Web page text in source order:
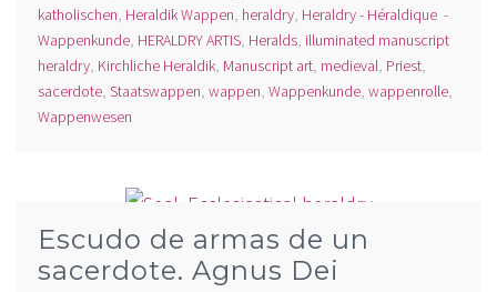
katholischen, Heraldik Wappen, heraldry, Heraldry - Héraldique -
Wappenkunde, HERALDRY ARTIS, Heralds, illuminated manuscript
heraldry, Kirchliche Heraldik, Manuscript art, medieval, Priest,
sacerdote,Staatswappen,wappen,Wappenkunde,wappenrolle,
Wappenwesen
Escudo de armas de un
sacerdote. Agnus Dei